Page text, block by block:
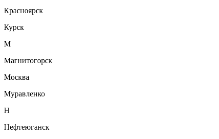
Красноярск
Курск
М
Магнитогорск
Москва
Муравленко
Н
Нефтеюганск